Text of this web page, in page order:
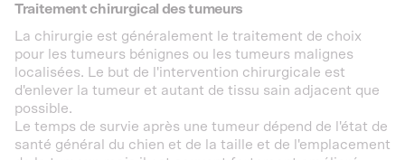
Traitement chirurgical des tumeurs
La chirurgie est généralement le traitement de choix
pour les tumeurs bénignes ou les tumeurs malignes
localisées. Le but de l'intervention chirurgicale est
d'enlever la tumeur et autant de tissu sain adjacent que
possible.
Le temps de survie après une tumeur dépend de l'état de
santé général du chien et de la taille et de l'emplacement